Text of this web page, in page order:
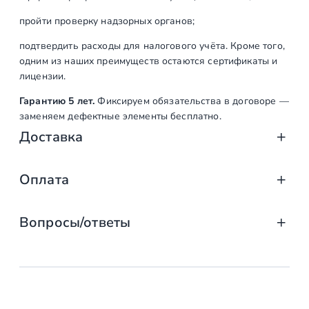
пройти проверку надзорных органов;
подтвердить расходы для налогового учёта. Кроме того,
одним из наших преимуществ остаются сертификаты и
лицензии.
Гарантию 5 лет. Фиксируем обязательства в договоре —
заменяем дефектные элементы бесплатно.
Доставка
Доставка от «СтаирсПром»: аккуратно,
от упаковки на производстве до разгрузки на объекте.
Какие изделия мы доставляем
маршевые, винтовые, консольные и модульные
Оплата
Оплата услуг «СтаирсПром»: удобно,
Вопросы/ответы
Предусмотрена ли возможность